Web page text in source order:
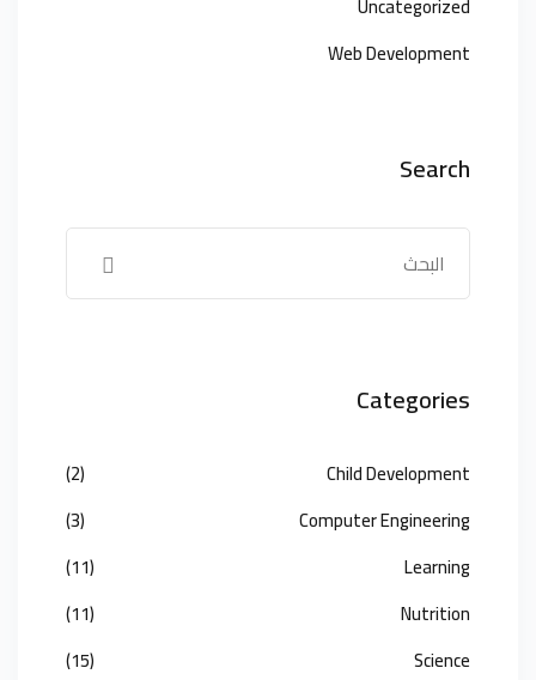
Web Development
Search
Categories
Child Development
(2)
Computer Engineering
(3)
Learning
(11)
Nutrition
(11)
Science
(15)